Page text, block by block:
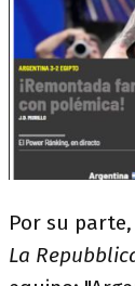
Por su
La